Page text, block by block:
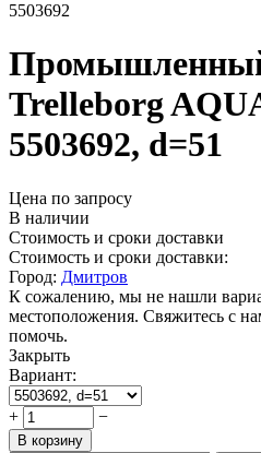
5503692
Trelleborg
5503692, d=51
Цена по запросу
В наличии
Стоимость и сроки доставки
Стоимость и сроки доставки:
Город: Дмитров
К сожалению, мы не нашли
местоположения. Свяжитесь с
помочь.
Закрыть
Вариант:
+ −
В корзину